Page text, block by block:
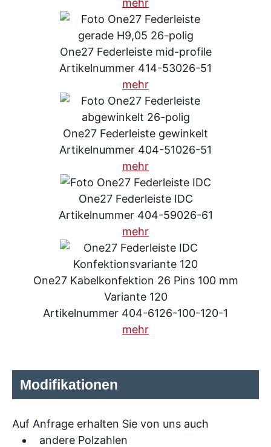
mehr
One27 Federleiste mid-profile
Artikelnummer 414-53026-51
mehr
One27 Federleiste gewinkelt
Artikelnummer 404-51026-51
mehr
One27 Federleiste IDC
Artikelnummer 404-59026-61
mehr
One27 Kabelkonfektion 26 Pins 100 mm
Variante 120
Artikelnummer 404-6126-100-120-1
mehr
Modifikationen
Auf Anfrage erhalten Sie von uns auch
andere Polzahlen